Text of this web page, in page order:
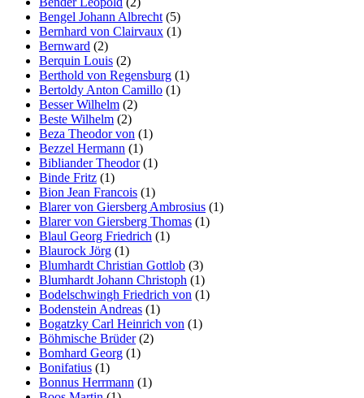
Bengel Johann Albrecht (5)
Bernhard von Clairvaux (1)
Bernward (2)
Berquin Louis (2)
Berthold von Regensburg (1)
Bertoldy Anton Camillo (1)
Besser Wilhelm (2)
Beste Wilhelm (2)
Beza Theodor von (1)
Bezzel Hermann (1)
Bibliander Theodor(1)
Binde Fritz (1)
Bion Jean Francois (1)
Blarer von Giersberg Ambrosius (1)
Blarer von Giersberg Thomas (1)
Blaul Georg Friedrich (1)
Blaurock Jörg (1)
Blumhardt Christian Gottlob (3)
Blumhardt Johann Christoph (1)
Bodelschwingh Friedrich von (1)
Bodenstein Andreas (1)
Bogatzky Carl Heinrich von (1)
Böhmische Brüder(2)
Bomhard Georg (1)
Bonifatius (1)
Bonnus Herrmann (1)